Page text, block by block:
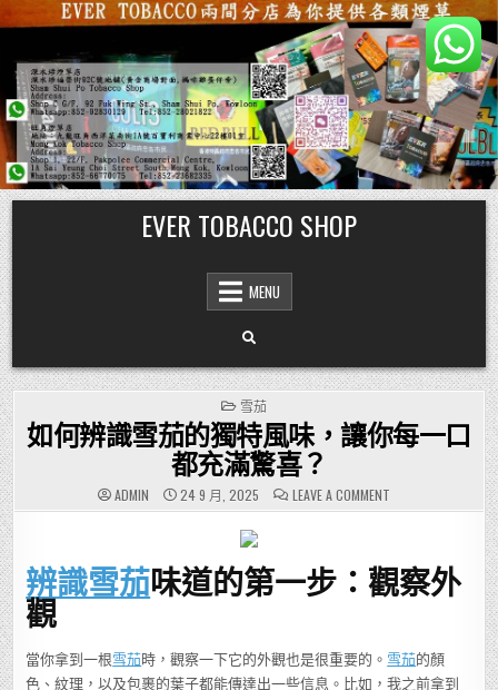
Skip
to
content
EVER TOBACCO SHOP
MENU
POSTED
IN
雪茄
如何辨識雪茄的獨特風味，讓你每一口
都充滿驚喜？
ADMIN 24 9 月, 2025 LEAVE A COMMENTON
如
茄
的
獨
讓
你
每
辨識雪茄味道的第一步：觀察外
觀
當你拿到一根雪茄時，觀察一下它的外觀也是很重要的。 雪茄的顏
色、紋理，以及包裹的葉子都能傳達出一些信息。比如，我之前拿到